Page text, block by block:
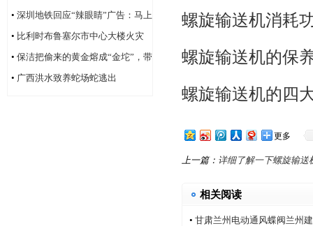
• 深圳地铁回应“辣眼睛”广告：马上
改！
• 比利时布鲁塞尔市中心大楼火灾
造成6人死亡
• 保洁把偷来的黄金熔成“金坨”，带
着家人连夜逃跑
• 广西洪水致养蛇场蛇逃出
螺旋输送机消耗
螺旋输送机的保
螺旋输送机的四
更多
上一篇： 详细了解一下螺旋输送
相关阅读
• 甘肃兰州电动通风蝶阀兰州